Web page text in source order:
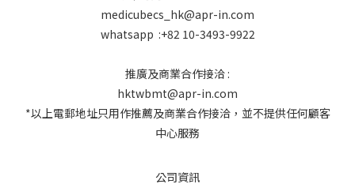
medicubecs_hk@apr-in.com
whatsapp :+82 10-3493-9922
推廣及商業合作接洽 :
hktwbmt@apr-in.com
*以上電郵地址只用作推薦及商業合作接洽，並不提供任何顧客
中心服務
公司資訊